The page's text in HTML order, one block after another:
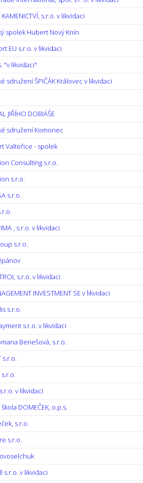
KAMENICTVÍ, s.r.o. v likvidaci
spolek Hubert Nový Knín
EU s.r.o. v likvidaci
"v likvidaci"
sdružení ŠPIČÁK Královec v likvidaci
JIŘÍHO DOBIÁŠE
sdružení Komonec
Valteřice - spolek
Consulting s.r.o.
s.r.o.
s.r.o.
, s.r.o. v likvidaci
s.r.o.
s.r.o. v likvidaci
INVESTMENT SE v likvidaci
s.r.o.
s.r.o. v likvidaci
Benešová, s.r.o.
s.r.o.
v likvidaci
DOMEČEK, o.p.s.
s.r.o.
s.r.o.
s.r.o. v likvidaci